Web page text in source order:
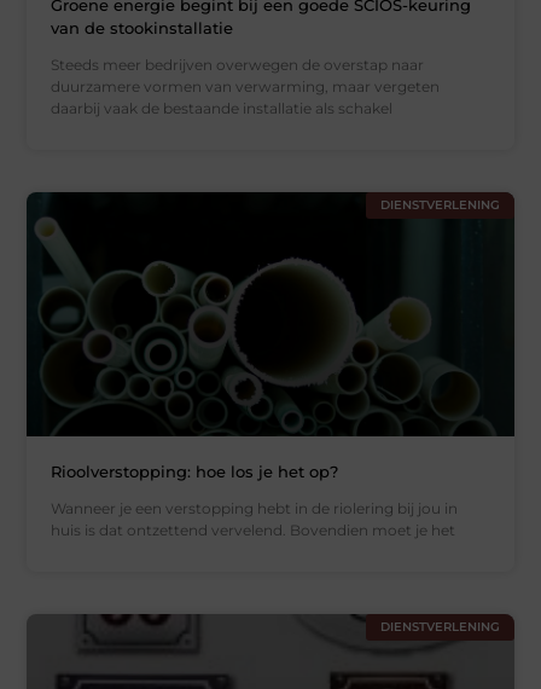
Groene energie begint bij een goede SCIOS-keuring
van de stookinstallatie
Steeds meer bedrijven overwegen de overstap naar
duurzamere vormen van verwarming, maar vergeten
daarbij vaak de bestaande installatie als schakel
DIENSTVERLENING
Rioolverstopping: hoe los je het op?
Wanneer je een verstopping hebt in de riolering bij jou in
huis is dat ontzettend vervelend. Bovendien moet je het
DIENSTVERLENING